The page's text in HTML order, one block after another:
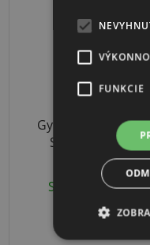
Gymnastický kruh
Sport-Thieme
Skladom (4 ks)
€12,30
FUNKCIE